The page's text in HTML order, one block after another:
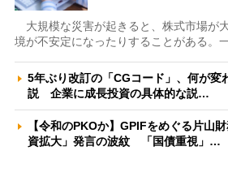
大規模な災害が起きると、株式市場が
境が不安定になったりすることがある。
5年ぶり改訂の「CGコード」、何が変
説 企業に成長投資の具体的な説…
【令和のPKOか】GPIFをめぐる片山
資拡大」発言の波紋 「国債重視」…